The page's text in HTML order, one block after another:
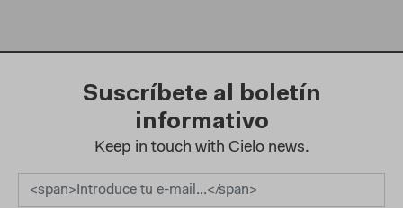
Suscríbete al boletín
informativo
Keep in touch with Cielo news.